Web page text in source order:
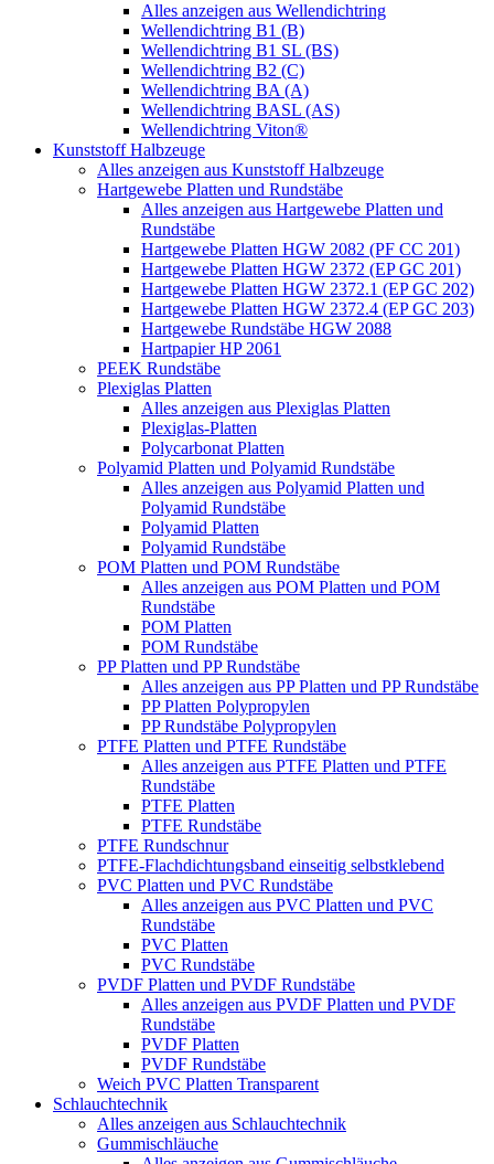
Alles anzeigen aus Wellendichtring
Wellendichtring B1 (B)
Wellendichtring B1 SL (BS)
Wellendichtring B2 (C)
Wellendichtring BA (A)
Wellendichtring BASL (AS)
Wellendichtring Viton®
Kunststoff Halbzeuge
Alles anzeigen aus Kunststoff Halbzeuge
Hartgewebe Platten und Rundstäbe
Alles anzeigen aus Hartgewebe Platten und
Rundstäbe
Hartgewebe Platten HGW 2082 (PF CC 201)
Hartgewebe Platten HGW 2372 (EP GC 201)
Hartgewebe Platten HGW 2372.1 (EP GC 202)
Hartgewebe Platten HGW 2372.4 (EP GC 203)
Hartgewebe Rundstäbe HGW 2088
Hartpapier HP 2061
PEEK Rundstäbe
Plexiglas Platten
Alles anzeigen aus Plexiglas Platten
Plexiglas-Platten
Polycarbonat Platten
Polyamid Platten und Polyamid Rundstäbe
Alles anzeigen aus Polyamid Platten und
Polyamid Rundstäbe
Polyamid Platten
Polyamid Rundstäbe
POM Platten und POM Rundstäbe
Alles anzeigen aus POM Platten und POM
Rundstäbe
POM Platten
POM Rundstäbe
PP Platten und PP Rundstäbe
Alles anzeigen aus PP Platten und PP Rundstäbe
PP Platten Polypropylen
PP Rundstäbe Polypropylen
PTFE Platten und PTFE Rundstäbe
Alles anzeigen aus PTFE Platten und PTFE
Rundstäbe
PTFE Platten
PTFE Rundstäbe
PTFE Rundschnur
PTFE-Flachdichtungsband einseitig selbstklebend
PVC Platten und PVC Rundstäbe
Alles anzeigen aus PVC Platten und PVC
Rundstäbe
PVC Platten
PVC Rundstäbe
PVDF Platten und PVDF Rundstäbe
Alles anzeigen aus PVDF Platten und PVDF
Rundstäbe
PVDF Platten
PVDF Rundstäbe
Weich PVC Platten Transparent
Schlauchtechnik
Alles anzeigen aus Schlauchtechnik
Gummischläuche